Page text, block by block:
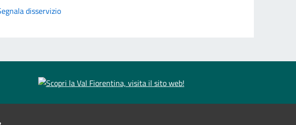
disservizio